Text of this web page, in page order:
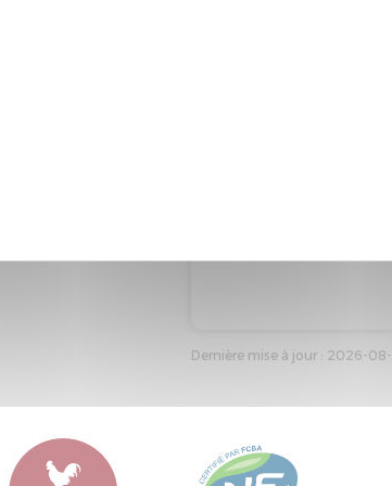
Dernière mise à jour : 2026-